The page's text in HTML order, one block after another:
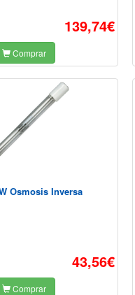
139,74€
Comprar
Osmosis Inversa
43,56€
Comprar